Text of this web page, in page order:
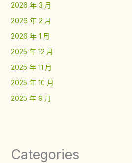
2026 年 3 月
2026 年 2 月
2026 年 1 月
2025 年 12 月
2025 年 11 月
2025 年 10 月
2025 年 9 月
Categories